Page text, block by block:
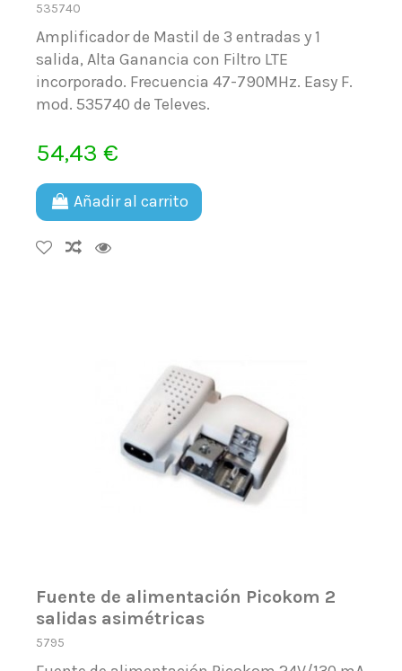
535740
Amplificador de Mastil de 3 entradas y 1
salida, Alta Ganancia con Filtro LTE
incorporado. Frecuencia 47-790MHz. Easy F.
mod. 535740 de Televes.
54,43 €
Añadir al carrito
Fuente de alimentación Picokom 2
salidas asimétricas
5795